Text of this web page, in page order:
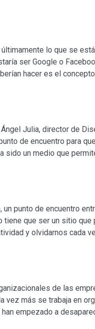
lo que se
ser Google o
hacer es el
Julia, director de
de encuentro para
sido un medio que
un punto de encuentro
que ser un sitio que
y olvidarnos cada
de las
vez más se trabaja en
empezado a